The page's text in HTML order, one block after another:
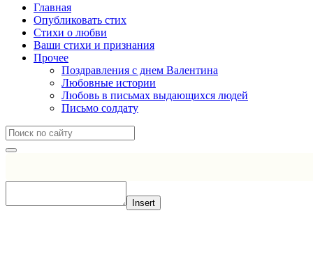
Главная
Опубликовать стих
Стихи о любви
Ваши стихи и признания
Прочее
Поздравления с днем Валентина
Любовные истории
Любовь в письмах выдающихся людей
Письмо солдату
Insert